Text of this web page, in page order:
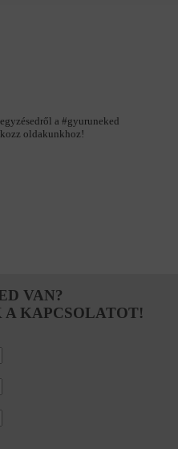
a #gyuruneked
oldakunkhoz!
VAN?
KAPCSOLATOT!